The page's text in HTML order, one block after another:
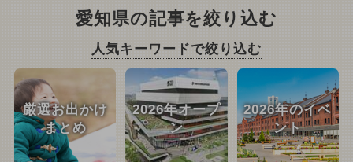
愛知県の記事を絞り込む
人気キーワードで絞り込む
厳選お出かけ
まとめ
2026年オープ
ン
2026年のイベ
ント